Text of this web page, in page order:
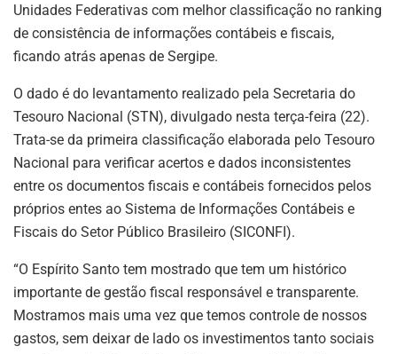
Unidades Federativas com melhor classificação no ranking
de consistência de informações contábeis e fiscais,
ficando atrás apenas de Sergipe.
O dado é do levantamento realizado pela Secretaria do
Tesouro Nacional (STN), divulgado nesta terça-feira (22).
Trata-se da primeira classificação elaborada pelo Tesouro
Nacional para verificar acertos e dados inconsistentes
entre os documentos fiscais e contábeis fornecidos pelos
próprios entes ao Sistema de Informações Contábeis e
Fiscais do Setor Público Brasileiro (SICONFI).
“O Espírito Santo tem mostrado que tem um histórico
importante de gestão fiscal responsável e transparente.
Mostramos mais uma vez que temos controle de nossos
gastos, sem deixar de lado os investimentos tanto sociais